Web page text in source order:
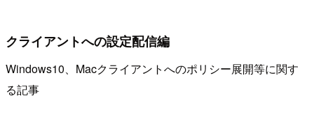
クライアントへの設定配信編
Windows10、Macクライアントへのポリシー展開等に関す
る記事